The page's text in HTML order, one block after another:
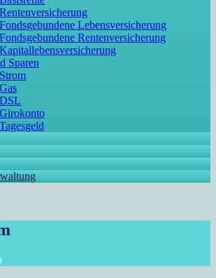
Rentenversicherung
Fondsgebundene Lebensversicherung
Fondsgebundene Rentenversicherung
Kapitallebensversicherung
Sparen
Strom
Gas
DSL
Girokonto
Tagesgeld